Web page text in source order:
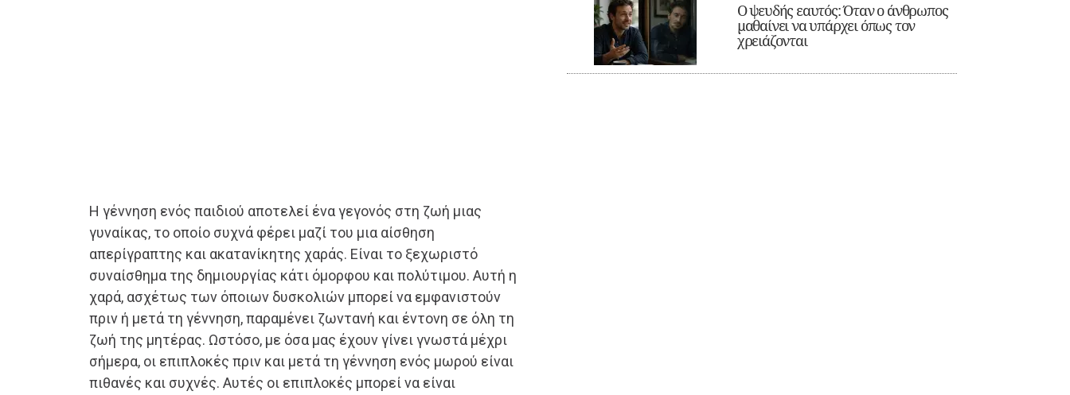
Η γέννηση ενός παιδιού αποτελεί ένα γεγονός στη ζωή μιας
γυναίκας, το οποίο συχνά φέρει μαζί του μια αίσθηση
απερίγραπτης και ακατανίκητης χαράς. Είναι το ξεχωριστό
συναίσθημα της δημιουργίας κάτι όμορφου και πολύτιμου. Αυτή η
χαρά, ασχέτως των όποιων δυσκολιών μπορεί να εμφανιστούν
πριν ή μετά τη γέννηση, παραμένει ζωντανή και έντονη σε όλη τη
ζωή της μητέρας. Ωστόσο, με όσα μας έχουν γίνει γνωστά μέχρι
σήμερα, οι επιπλοκές πριν και μετά τη γέννηση ενός μωρού είναι
πιθανές και συχνές. Αυτές οι επιπλοκές μπορεί να είναι
Ο ψευδής εαυτός: Όταν ο άνθρωπος
μαθαίνει να υπάρχει όπως τον
χρειάζονται